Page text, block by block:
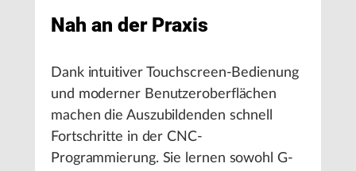
Nah an der Praxis
Dank intuitiver Touchscreen-Bedienung
und moderner Benutzeroberflächen
machen die Auszubildenden schnell
Fortschritte in der CNC-
Programmierung. Sie lernen sowohl G-